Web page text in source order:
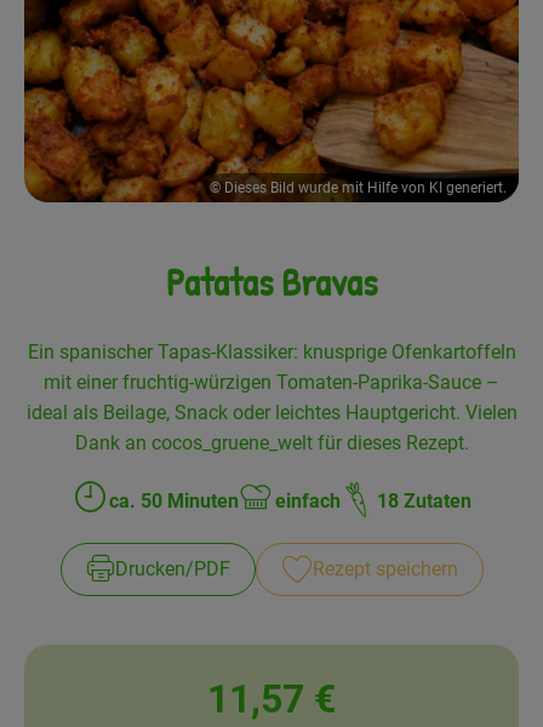
Frisches
Angebote
Haltbares
Getränke
Gratis Ökokiste im Wert von 25 Euro
Veranstaltungen
Kundenbrief
Amperhof-Blog
Entdecken
© Dieses Bild wurde mit Hilfe von KI generiert.
Patatas Bravas
Ein spanischer Tapas-Klassiker: knusprige Ofenkartoffeln
mit einer fruchtig-würzigen Tomaten-Paprika-Sauce –
ideal als Beilage, Snack oder leichtes Hauptgericht. Vielen
Dank an cocos_gruene_welt für dieses Rezept.
Zubreitungszeit:
ca. 50 Minuten
Schwierigkeit:
einfach 18 Zutaten
Drucken​/​PDF Rezept speichern
11,57 €